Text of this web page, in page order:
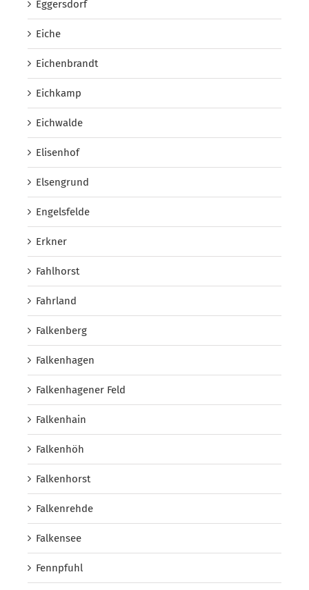
Eggersdorf
Eiche
Eichenbrandt
Eichkamp
Eichwalde
Elisenhof
Elsengrund
Engelsfelde
Erkner
Fahlhorst
Fahrland
Falkenberg
Falkenhagen
Falkenhagener Feld
Falkenhain
Falkenhöh
Falkenhorst
Falkenrehde
Falkensee
Fennpfuhl